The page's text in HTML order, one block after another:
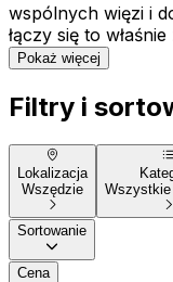
wspólnych więzi i
łączy się to
Pokaż więcej
Filtry i
Lokalizacja
Wszędzie
Sortowanie
Cena